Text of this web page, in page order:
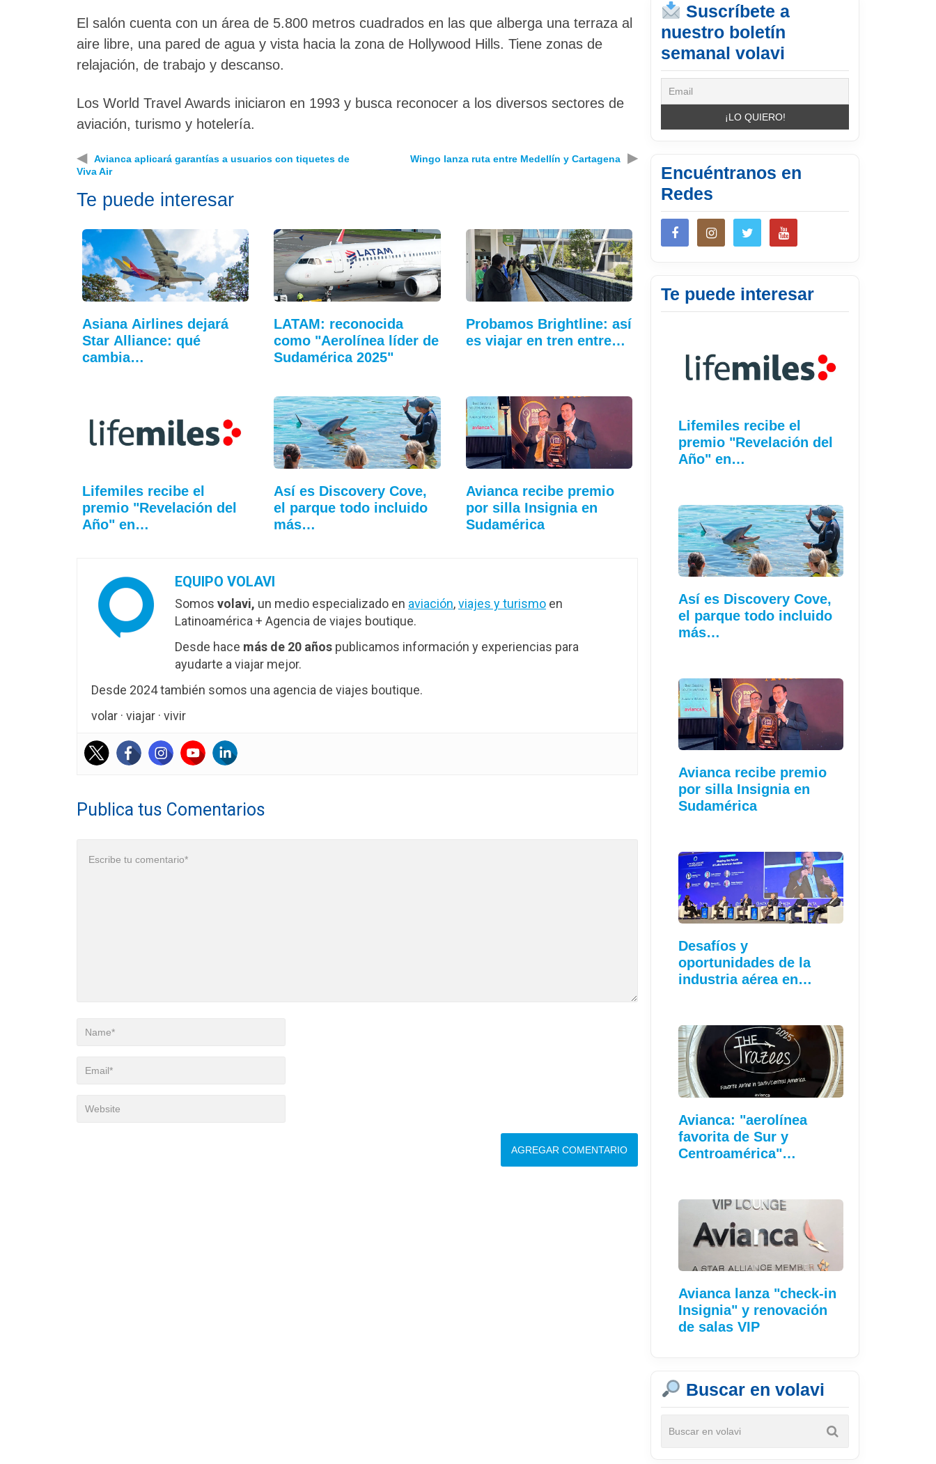
El salón cuenta con un área de 5.800 metros cuadrados en las que alberga una terraza al
aire libre, una pared de agua y vista hacia la zona de Hollywood Hills. Tiene zonas de
relajación, de trabajo y descanso.
Los World Travel Awards iniciaron en 1993 y busca reconocer a los diversos sectores de
aviación, turismo y hotelería.
◀
Avianca aplicará garantías a usuarios con tiquetes de
Viva Air
Wingo lanza ruta entre Medellín y Cartagena ▶
Te puede interesar
Asiana Airlines dejará
Star Alliance: qué
cambia…
LATAM: reconocida
como "Aerolínea líder de
Sudamérica 2025"
Probamos Brightline: así
es viajar en tren entre…
Lifemiles recibe el
premio "Revelación del
Año" en…
Así es Discovery Cove,
el parque todo incluido
más…
Avianca recibe premio
por silla Insignia en
Sudamérica
EQUIPO VOLAVI
Somos volavi, un medio especializado en aviación,viajes y turismo en
Latinoamérica + Agencia de viajes boutique.
Desde hace más de 20 años publicamos información y experiencias para
ayudarte a viajar mejor.
Desde 2024 también somos una agencia de viajes boutique.
volar · viajar · vivir
Publica tus Comentarios
Suscríbete a
nuestro boletín
semanal volavi
Encuéntranos en
Redes
Te puede interesar
Lifemiles recibe el
premio "Revelación del
Año" en…
Así es Discovery Cove,
el parque todo incluido
más…
Avianca recibe premio
por silla Insignia en
Sudamérica
Desafíos y
oportunidades de la
industria aérea en…
Avianca: "aerolínea
favorita de Sur y
Centroamérica"…
Avianca lanza "check-in
Insignia" y renovación
de salas VIP
Buscar en volavi